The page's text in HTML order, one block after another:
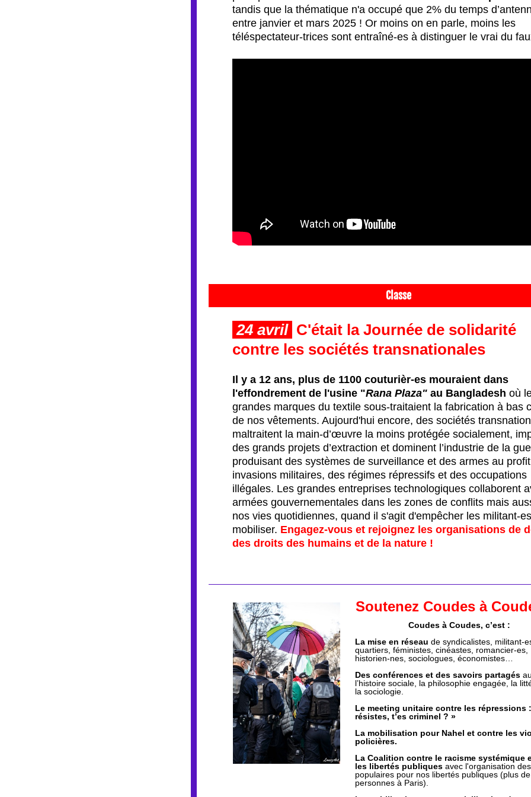
tandis que la thématique n'a occupé que 2% du temps
entre janvier et mars 2025 ! Or moins on en parle, moins les
téléspectateur-trices sont entraîné-es à distinguer le vrai du
Classe
24 avril C'était la Journée de solidarité
contre les sociétés transnationales
Il y a 12 ans, plus de 1100 couturièr-es mouraient dans
l'effondrement de l'usine "Rana Plaza" au Bangladesh où
grandes marques du textile sous-traitaient la fabrication à bas
de nos vêtements. Aujourd'hui encore, des sociétés
maltraitent la main-d’œuvre la moins protégée socialement,
des grands projets d’extraction et dominent l’industrie de la
produisant des systèmes de surveillance et des armes au
invasions militaires, des régimes répressifs et des occupations
illégales. Les grandes entreprises technologiques collaborent
armées gouvernementales dans les zones de conflits mais
nos vies quotidiennes, quand il s'agit d'empêcher les militant-
mobiliser. Engagez-vous et rejoignez les organisations de
des droits des humains et de la nature !
Soutenez Coudes à
Coudes à Coudes, c’est :
La mise en réseau de syndicalistes, militant-
quartiers, féministes, cinéastes, romancier-es,
historien-nes, sociologues, économistes…
Des conférences et des savoirs partagés
l’histoire sociale, la philosophie engagée, la
la sociologie.
Le meeting unitaire contre les répressions
résistes, t’es criminel ? »
La mobilisation pour Nahel et contre les
policières.
La Coalition contre le racisme systémique
les libertés publiques avec l'organisation
populaires pour nos libertés publiques (plus
personnes à Paris).